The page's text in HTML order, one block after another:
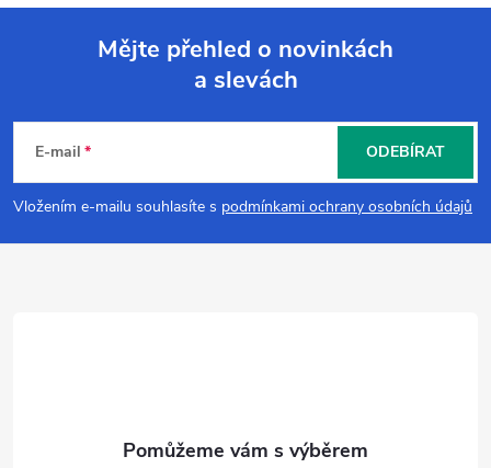
p
a
Mějte přehled o novinkách
a slevách
E-mail
Vložením e-mailu souhlasíte s podmínkami ochrany osobních údajů
ODEBÍRAT